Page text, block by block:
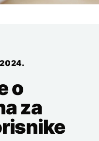
o
za